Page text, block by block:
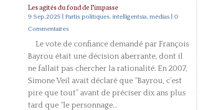
Les agités du fond de l’impasse
9 Sep,2025 Partis politiques, intelligentsia, médias| 0
Commentaires
Le vote de confiance demandé par François
Bayrou était une décision aberrante, dont il
ne fallait pas chercher la rationalité. En 2007,
Simone Veil avait déclaré que “Bayrou, c’est
pire que tout” avant de préciser dix ans plus
tard que “le personnage...